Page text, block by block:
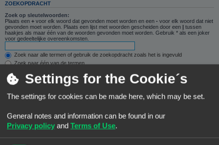
ZOEKOPDRACHT
Zoek op sleutelwoorden:
Plaats een + voor elk woord dat gevonden moet worden en een - voor elk woord dat niet
gevonden moet worden. Plaats een lijst met woorden gescheiden door een
tussen
haakjes als maar één van de woorden gevonden moet worden. Gebruik * als een joker
voor gedeeltelijke overeenkomsten.
Zoek naar alle termen of gebruik de zoekopdracht zoals het is ingevuld
Zoek naar één van de termen
Zoek naar auteur:
Gebruik * als een joker voor gedeeltelijke overeenkomsten.
Zoeken in forums:
Selecteer het forum of de forums die je wil doorzoeken. Subforums worden automatisch
doorzocht als je “Doorzoek subforums“ hieronder niet uitschakelt.
Settings for the Cookie´s
The settings for cookies can be made here, which may be set.
General notes and information can be found in our
Privacy policy and Terms of Use.